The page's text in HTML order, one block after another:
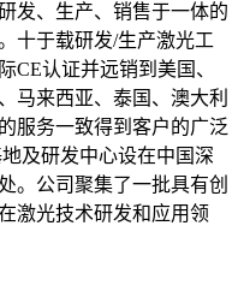
发、生产、销售于一体的
十于载研发/生产激光工
CE认证并远销到美国、
马来西亚、泰国、澳大利
服务一致得到客户的广泛
及研发中心设在中国深
。公司聚集了一批具有创
激光技术研发和应用领